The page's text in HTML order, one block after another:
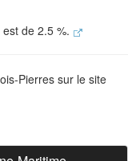
de 2.5 %.
Pierres sur le site